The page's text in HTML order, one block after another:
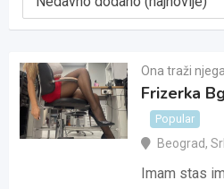
Ona traži njega
Frizerka
Popular
Beograd,
Imam stas